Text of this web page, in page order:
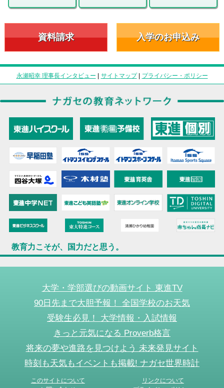
資料請求 入学のお申込み
永瀬昭幸 理事長インタビュー | サイトマップ| プライバシー・ポリシー
教育力こそが、国力だと思う。
大学・学部選びの動画サイト 東進TV
90日先まで大胆予報！ 全国学校のお天気
受験生必見！ 大学情報・入試情報
きっと元気になる Proverb格言
将来の夢や進路を見つけよう 未来発見サイト
時刻も天気もイベントも掲載! ナガセ世界時計
このサイトについて
リンクについて